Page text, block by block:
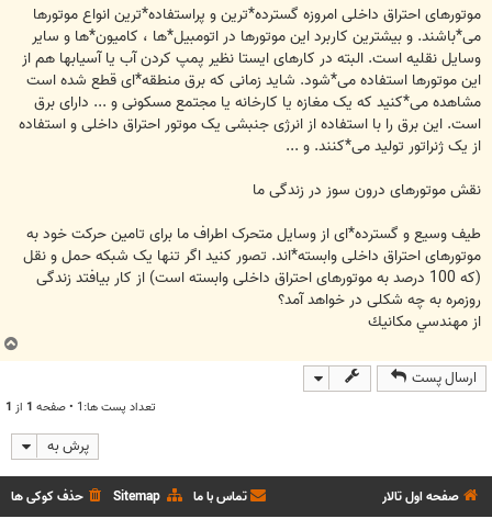
موتورهای احتراق داخلی امروزه گسترده*ترین و پراستفاده*ترین انواع موتورها
می*باشند. و بیشترین کاربرد این موتورها در اتومبیل*ها ، کامیون*ها و سایر
وسایل نقلیه است. البته در کارهای ایستا نظیر پمپ کردن آب یا آسیابها هم از
این موتورها استفاده می*شود. شاید زمانی که برق منطقه*ای قطع شده است
مشاهده می*کنید که یک مغازه یا کارخانه یا مجتمع مسکونی و ... دارای برق
است. این برق را با استفاده از انرژی جنبشی یک موتور احتراق داخلی و استفاده
از یک ژنراتور تولید می*کنند. و ...
نقش موتورهای درون سوز در زندگی ما
طیف وسیع و گسترده*ای از وسایل متحرک اطراف ما برای تامین حرکت خود به
موتورهای احتراق داخلی وابسته*اند. تصور کنید اگر تنها یک شبکه حمل و نقل
(که 100 درصد به موتورهای احتراق داخلی وابسته است) از کار بیافتد زندگی
روزمره به چه شکلی در خواهد آمد؟
از مهندسي مكانيك
ارسال پست
تعداد پست ها:1 • صفحه 1 از 1
پرش به
صفحه اول تالار حذف کوکی ها Sitemap تماس با ما